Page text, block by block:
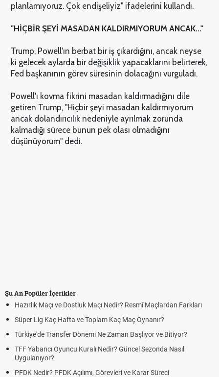
planlamıyoruz. Çok endişeliyiz" ifadelerini kullandı.
"HİÇBİR ŞEYİ MASADAN KALDIRMIYORUM ANCAK..."
Trump, Powell'ın berbat bir iş çıkardığını, ancak neyse
ki gelecek aylarda bir değişiklik yapacaklarını belirterek,
Fed başkanının görev süresinin dolacağını vurguladı.
Powell'ı kovma fikrini masadan kaldırmadığını dile
getiren Trump, "Hiçbir şeyi masadan kaldırmıyorum
ancak dolandırıcılık nedeniyle ayrılmak zorunda
kalmadığı sürece bunun pek olası olmadığını
düşünüyorum" dedi.
Şu An Popüler İçerikler
Hazırlık Maçı ve Dostluk Maçı Nedir? Resmî Maçlardan Farkları
Süper Lig Kaç Hafta ve Toplam Kaç Maç Oynanır?
Türkiye'de Transfer Dönemi Ne Zaman Başlıyor ve Bitiyor?
TFF Yabancı Oyuncu Kuralı Nedir? Güncel Sezonda Nasıl
Uygulanıyor?
PFDK Nedir? PFDK Açılımı, Görevleri ve Karar Süreci